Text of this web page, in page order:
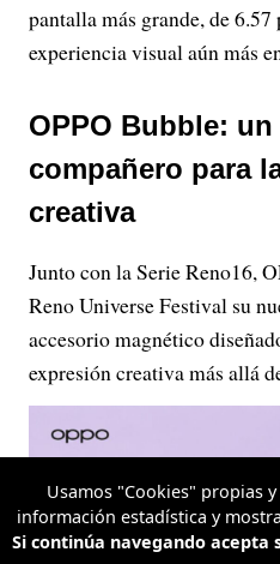
pantalla más grande, de 6.57
experiencia visual aún más
OPPO Bubble:
compañero para
creativa
Junto con la Serie Reno16,
Reno Universe Festival su
accesorio magnético
expresión creativa más allá
Usamos "Cookies" propias
información estadística y
Si continúa navegando acepta